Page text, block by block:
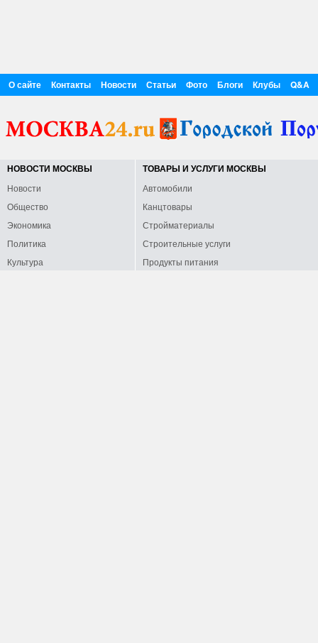
О сайте Контакты Новости Статьи Фото Блоги Клубы Q&A
НОВОСТИ МОСКВЫ
Новости
Общество
Экономика
Политика
Культура
ТОВАРЫ И УСЛУГИ МОСКВЫ
Автомобили
Канцтовары
Стройматериалы
Строительные услуги
Продукты питания